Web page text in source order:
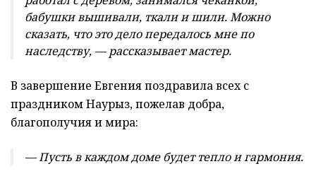
бабушки вышивали, ткали и шили. Можно
сказать, что это дело передалось мне по
наследству, — рассказывает мастер.
В завершение Евгения поздравила всех с
праздником Наурыз, пожелав добра,
благополучия и мира:
— Пусть в каждом доме будет тепло и гармония.